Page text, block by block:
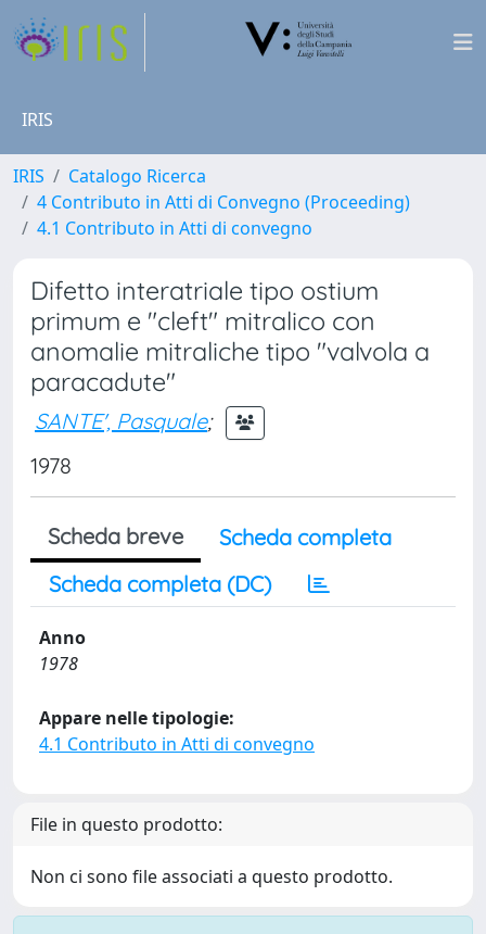
IRIS
IRIS
Catalogo Ricerca
4 Contributo in Atti di Convegno (Proceeding)
4.1 Contributo in Atti di convegno
Difetto interatriale tipo ostium
primum e "cleft" mitralico con
anomalie mitraliche tipo "valvola a
paracadute"
SANTE', Pasquale;
1978
Scheda breve
Scheda completa
Scheda completa (DC)
Anno
1978
Appare nelle tipologie:
4.1 Contributo in Atti di convegno
File in questo prodotto:
Non ci sono file associati a questo prodotto.